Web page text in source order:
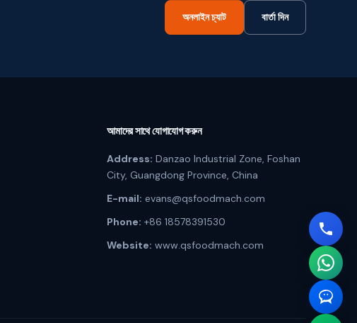
অনলাইন চ্যাট বার্তা দিন
আমাদের সাথে যোগাযোগ করুন
Address: Danzao Industrial Zone, Foshan
City, Guangdong Province, China
E-mail: evans@qsfoodmach.com
Phone: +86 18578391530
Website: www.qsfoodmach.com